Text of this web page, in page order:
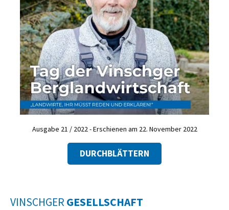
Ausgabe 21 / 2022 - Erschienen am 22. November 2022
DURCHBLÄTTERN
VINSCHGER GESELLSCHAFT